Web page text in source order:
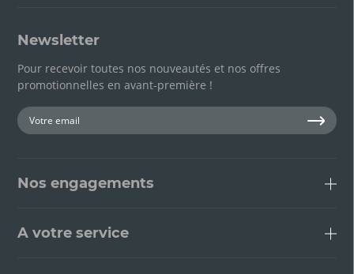
Newsletter
Pour recevoir toutes nos nouveautés et nos offres
promotionnelles en avant-première !
Nos engagements
A votre service